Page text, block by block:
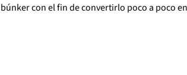
con el fin de convertirlo poco a poco